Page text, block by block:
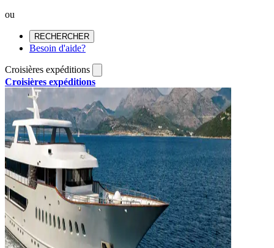
ou
RECHERCHER
Besoin d'aide?
Croisières expéditions
Croisières expéditions